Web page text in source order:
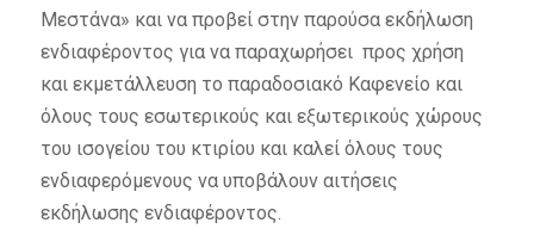
Μεστάνα» και να προβεί στην παρούσα εκδήλωση
ενδιαφέροντος για να παραχωρήσει προς χρήση
και εκμετάλλευση το παραδοσιακό Καφενείο και
όλους τους εσωτερικούς και εξωτερικούς χώρους
του ισογείου του κτιρίου και καλεί όλους τους
ενδιαφερόμενους να υποβάλουν αιτήσεις
εκδήλωσης ενδιαφέροντος.